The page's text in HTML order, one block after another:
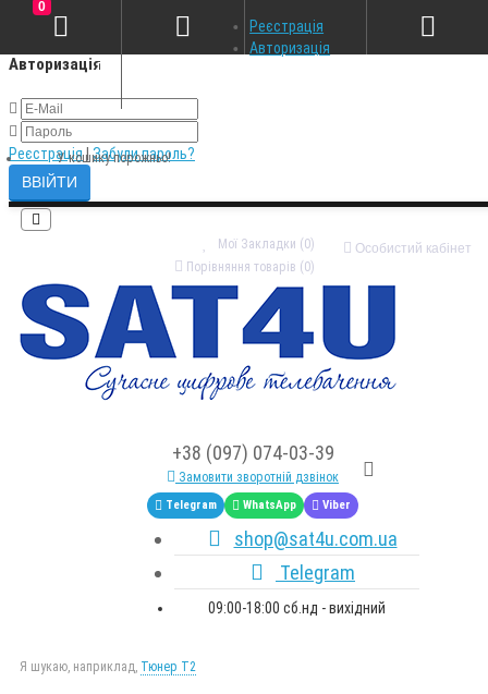
Авторизація
Реєстрація|Забули пароль?
Особистий кабінет
Мої Закладки (0)
Порівняння товарів (0)
+38 (097) 074-03-39
Замовити зворотній дзвінок
Telegram WhatsApp Viber
shop@sat4u.com.ua
Telegram
09:00-18:00 сб.нд - вихідний
Я шукаю, наприклад, Тюнер T2
Реєстрація
Авторизація
0
У кошику порожньо!